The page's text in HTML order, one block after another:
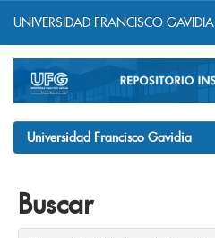
navigation
UNIVERSIDAD FRANCISCO GAVIDIA
Universidad Francisco Gavidia
Buscar